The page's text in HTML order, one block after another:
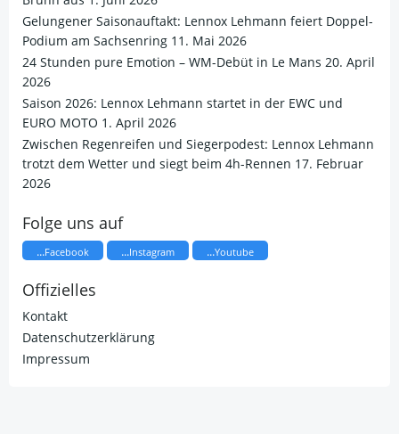
Gelungener Saisonauftakt: Lennox Lehmann feiert Doppel-
Podium am Sachsenring 11. Mai 2026
24 Stunden pure Emotion – WM-Debüt in Le Mans 20. April
2026
Saison 2026: Lennox Lehmann startet in der EWC und
EURO MOTO 1. April 2026
​Zwischen Regenreifen und Siegerpodest: Lennox Lehmann
trotzt dem Wetter und siegt beim 4h-Rennen 17. Februar
2026
Folge uns auf
...Facebook ...Instagram ...Youtube
Offizielles
Kontakt
Datenschutzerklärung
Impressum